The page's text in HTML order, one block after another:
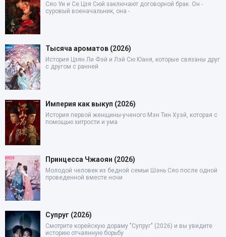
Сяо Уи и Се Цзя Сюй заключают договорной брак. Он -
суровый военачальник, она -
Тысяча ароматов (2026)
История Цзян Ли Фэй и Лэй Сю Юаня, которые связаны друг
с другом с ранней
Империя как выкуп (2026)
История первой женщины-ученого Мэн Тин Хуэй, которая с
помощью хитрости и ума
Принцесса Чжаоян (2026)
Молодой человек из бедной семьи Шэнь Сяо после одной
проведенной вместе ночи
Супруг (2026)
Смотрите корейскую дораму "Супруг" (2026) и вы увидите
историю отчаянную борьбу